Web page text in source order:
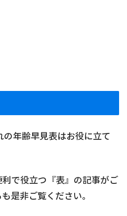
年齢早見表はお役に立て
で役立つ『表』の記事がご
是非ご覧ください。